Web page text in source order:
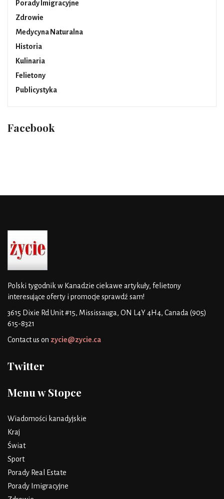
Porady Imigracyjne
Zdrowie
Medycyna Naturalna
Historia
Kulinaria
Felietony
Publicystyka
Facebook
Polski tygodnik w Kanadzie ciekawe artykuły, felietony
interesujące oferty i promocje sprawdź sam!
3615 Dixie Rd Unit #15, Mississauga, ON L4Y 4H4, Canada (905)
615-8321
Contact us on zycie@zycie.ca
Twitter
Menu w Stopce
Wiadomości kanadyjskie
Kraj
Świat
Sport
Porady Real Estate
Porady Imigracyjne